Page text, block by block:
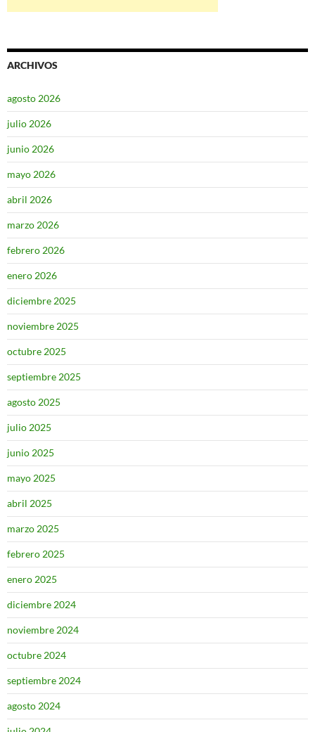
ARCHIVOS
agosto 2026
julio 2026
junio 2026
mayo 2026
abril 2026
marzo 2026
febrero 2026
enero 2026
diciembre 2025
noviembre 2025
octubre 2025
septiembre 2025
agosto 2025
julio 2025
junio 2025
mayo 2025
abril 2025
marzo 2025
febrero 2025
enero 2025
diciembre 2024
noviembre 2024
octubre 2024
septiembre 2024
agosto 2024